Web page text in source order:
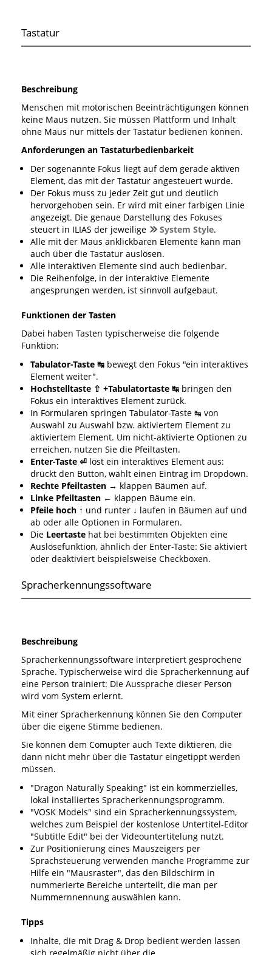
Tastatur
Beschreibung
Menschen mit motorischen Beeinträchtigungen können
keine Maus nutzen. Sie müssen Plattform und Inhalt
ohne Maus nur mittels der Tastatur bedienen können.
Anforderungen an Tastaturbedienbarkeit
Der sogenannte Fokus liegt auf dem gerade aktiven
Element, das mit der Tastatur angesteuert wurde.
Der Fokus muss zu jeder Zeit gut und deutlich
hervorgehoben sein. Er wird mit einer farbigen Linie
angezeigt. Die genaue Darstellung des Fokuses
steuert in ILIAS der jeweilige
System Style.
Alle mit der Maus anklickbaren Elemente kann man
auch über die Tastatur auslösen.
Alle interaktiven Elemente sind auch bedienbar.
Die Reihenfolge, in der interaktive Elemente
angesprungen werden, ist sinnvoll aufgebaut.
Funktionen der Tasten
Dabei haben Tasten typischerweise die folgende
Funktion:
Tabulator-Taste ↹ bewegt den Fokus "ein interaktives
Element weiter".
Hochstelltaste ⇧ +Tabulatortaste ↹ bringen den
Fokus ein interaktives Element zurück.
In Formularen springen Tabulator-Taste ↹ von
Auswahl zu Auswahl bzw. aktiviertem Element zu
aktiviertem Element. Um nicht-aktivierte Optionen zu
erreichen, nutzen Sie die Pfeiltasten.
Enter-Taste ⏎ löst ein interaktives Element aus:
drückt den Button, wählt einen Eintrag im Dropdown.
Rechte Pfeiltasten → klappen Bäumen auf.
Linke Pfeiltasten ← klappen Bäume ein.
Pfeile hoch ↑ und runter ↓ laufen in Bäumen auf und
ab oder alle Optionen in Formularen.
Die Leertaste hat bei bestimmten Objekten eine
Auslösefunktion, ähnlich der Enter-Taste: Sie aktiviert
oder deaktiviert beispielsweise Checkboxen.
Spracherkennungssoftware
Beschreibung
Spracherkennungssoftware interpretiert gesprochene
Sprache. Typischerweise wird die Spracherkennung auf
eine Person trainiert: Die Aussprache dieser Person
wird vom System erlernt.
Mit einer Spracherkennung können Sie den Computer
über die eigene Stimme bedienen.
Sie können dem Comupter auch Texte diktieren, die
dann nicht mehr über die Tastatur eingetippt werden
müssen.
"Dragon Naturally Speaking" ist ein kommerzielles,
lokal installiertes Spracherkennungsprogramm.
"VOSK Models" sind ein Spracherkennungssystem,
welches zum Beispiel der kostenlose Untertitel-Editor
"Subtitle Edit" bei der Videountertitelung nutzt.
Zur Positionierung eines Mauszeigers per
Sprachsteuerung verwenden manche Programme zur
Hilfe ein "Mausraster", das den Bildschirm in
nummerierte Bereiche unterteilt, die man per
Nummernnennung auswählen kann.
Tipps
Inhalte, die mit Drag & Drop bedient werden lassen